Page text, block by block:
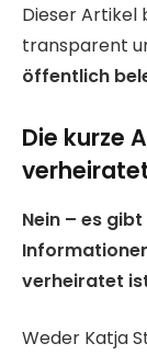
Dieser Artikel
transparent
öffentlich
Die kurze
Nein – es
verheiratet
Weder Katja